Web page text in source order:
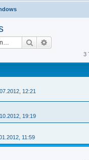
Suche
3
12:21
19:19
11:59